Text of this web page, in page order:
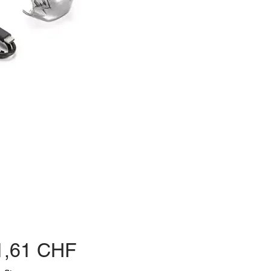
CHFPreis